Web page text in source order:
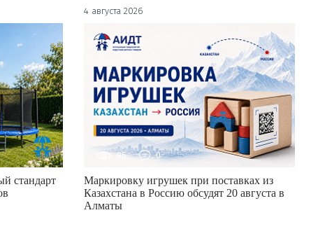
стандарт
4 августа 2026
95 0
Маркировку игрушек при поставках из
Казахстана в Россию обсудят 20 августа в
Алматы